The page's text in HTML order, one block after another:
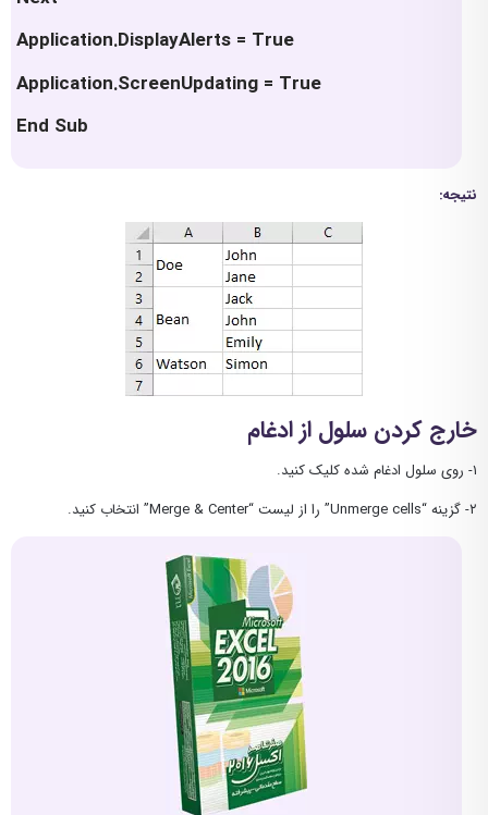
Application.DisplayAlerts = True
Application.ScreenUpdating = True
End Sub
نتیجه:
خارج کردن سلول از ادغام
۱- روی سلول ادغام شده کلیک کنید.
۲- گزینه “Unmerge cells” را از لیست “Merge & Center” انتخاب کنید.